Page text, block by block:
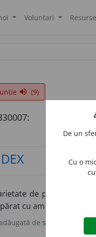
Voluntari Resurse
volume_up (9)
de piatră foarte
cu amnarul. /<bulg.
de siveco
De un
Cu o